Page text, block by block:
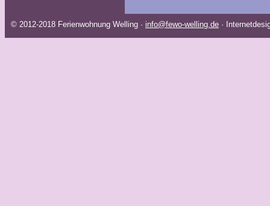
© 2012-2018 Ferienwohnung Welling · info@fewo-welling.de ·